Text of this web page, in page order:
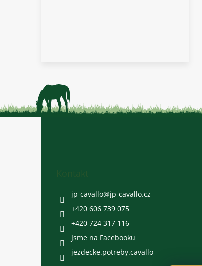
Z
jp-cavallo@jp-cavallo.cz
+420 606 739 075
+420 724 317 116
Jsme na Facebooku
jezdecke.potreby.cavallo